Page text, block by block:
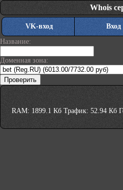
Whois
VK-вход Вход
Название:
Доменная зона:
RAM: 1899.1 Кб Трафик: 52.94 Кб